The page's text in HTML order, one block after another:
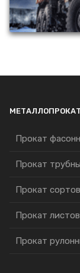
Прокат
Прокат
Прокат
Прокат
Прокат